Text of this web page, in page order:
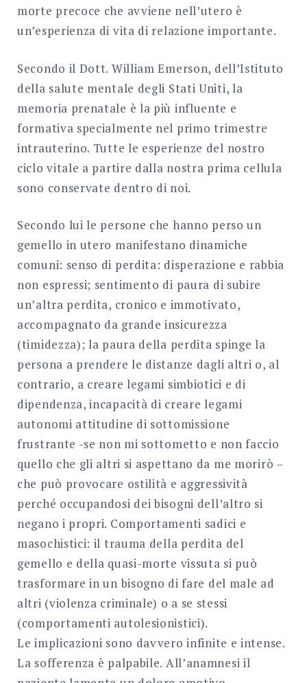
morte precoce che avviene nell’utero è
un’esperienza di vita di relazione importante.
Secondo il Dott. William Emerson, dell’Istituto
della salute mentale degli Stati Uniti, la
memoria prenatale è la più influente e
formativa specialmente nel primo trimestre
intrauterino. Tutte le esperienze del nostro
ciclo vitale a partire dalla nostra prima cellula
sono conservate dentro di noi.
Secondo lui le persone che hanno perso un
gemello in utero manifestano dinamiche
comuni: senso di perdita: disperazione e rabbia
non espressi; sentimento di paura di subire
un’altra perdita, cronico e immotivato,
accompagnato da grande insicurezza
(timidezza); la paura della perdita spinge la
persona a prendere le distanze dagli altri o, al
contrario, a creare legami simbiotici e di
dipendenza, incapacità di creare legami
autonomi attitudine di sottomissione
frustrante -se non mi sottometto e non faccio
quello che gli altri si aspettano da me morirò –
che può provocare ostilità e aggressività
perché occupandosi dei bisogni dell’altro si
negano i propri. Comportamenti sadici e
masochistici: il trauma della perdita del
gemello e della quasi-morte vissuta si può
trasformare in un bisogno di fare del male ad
altri (violenza criminale) o a se stessi
(comportamenti autolesionistici).
Le implicazioni sono davvero infinite e intense.
La sofferenza è palpabile. All’anamnesi il